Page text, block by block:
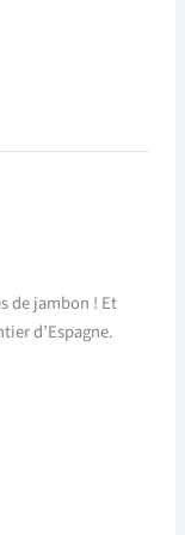
de jambon ! Et
d’Espagne.